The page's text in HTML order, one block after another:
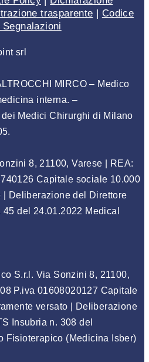
trasparente | Codice
srl
MIRCO – Medico
interna. –
dei Medici Chirurghi di Milano
.
8, 21100, Varese | REA:
Capitale sociale 10.000
| Deliberazione del Direttore
del 24.01.2022 Medical
S.r.l. Via Sonzini 8, 21100,
P.iva 01608020127 Capitale
versato | Deliberazione
Insubria n. 308 del
Fisioterapico (Medicina Isber)